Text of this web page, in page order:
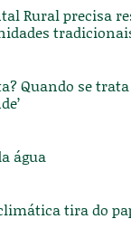
Rural precisa
Quando se trata
água
tira do